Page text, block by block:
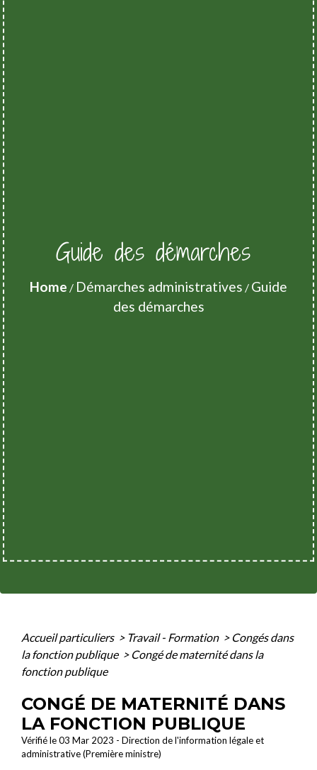
Guide des démarches
Home / Démarches administratives / Guide
des démarches
Accueil particuliers > Travail - Formation > Congés dans
la fonction publique > Congé de maternité dans la
fonction publique
CONGÉ DE MATERNITÉ DANS
LA FONCTION PUBLIQUE
Vérifié le 03 Mar 2023 - Direction de l'information légale et
administrative (Première ministre)